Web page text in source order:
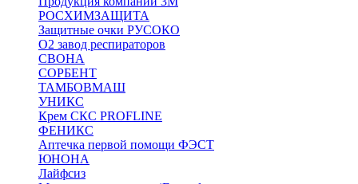
РОСХИМЗАЩИТА
Защитные очки РУСОКО
О2 завод респираторов
СВОНА
СОРБЕНТ
ТАМБОВМАШ
УНИКС
Крем СКС PROFLINE
ФЕНИКС
Аптечка первой помощи ФЭСТ
ЮНОНА
Лайфсиз